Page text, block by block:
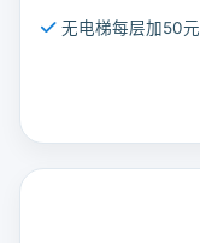
无电梯每层加50元